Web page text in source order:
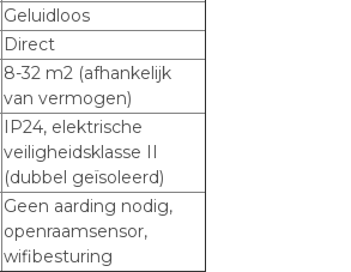
Geluidloos
Direct
8-32 m2 (afhankelijk
van vermogen)
IP24, elektrische
veiligheidsklasse II
(dubbel geïsoleerd)
Geen aarding nodig,
openraamsensor,
wifibesturing